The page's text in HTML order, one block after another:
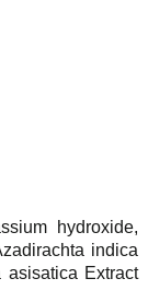
hydroxide,
indica
Extract